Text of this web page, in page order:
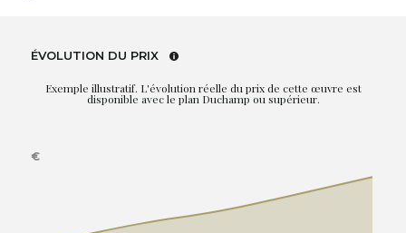
ÉVOLUTION DU PRIX
Exemple illustratif. L'évolution réelle du prix de cette œuvre est
disponible avec le plan Duchamp ou supérieur.